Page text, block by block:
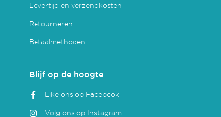
Levertijd en verzendkosten
Retourneren
Betaalmethoden
Blijf op de hoogte
Like ons op Facebook
Volg ons op Instagram